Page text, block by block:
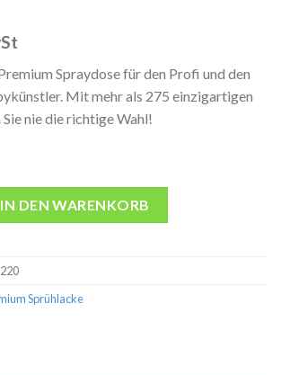
Spraydose für den Profi und den
Mit mehr als 275 einzigartigen
nie die richtige Wahl!
IN DEN WARENKORB
Sprühlacke